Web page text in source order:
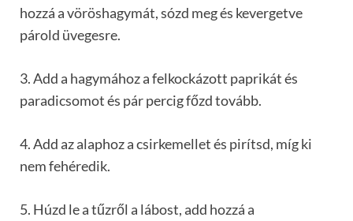
hozzá a vöröshagymát, sózd meg és kevergetve
párold üvegesre.
3. Add a hagymához a felkockázott paprikát és
paradicsomot és pár percig főzd tovább.
4. Add az alaphoz a csirkemellet és pirítsd, míg ki
nem fehéredik.
5. Húzd le a tűzről a lábost, add hozzá a